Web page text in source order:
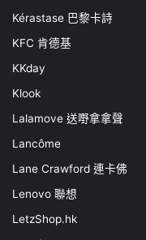
Kérastase 巴黎卡詩
KFC 肯德基
KKday
Klook
Lalamove 送嘢拿拿聲
Lancôme
Lane Crawford 連卡佛
Lenovo 聯想
LetzShop.hk